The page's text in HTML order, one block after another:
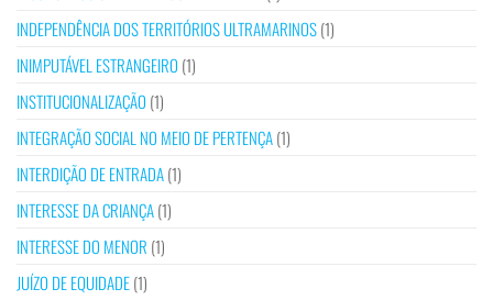
INDEPENDÊNCIA DOS TERRITÓRIOS ULTRAMARINOS(1)
INIMPUTÁVEL ESTRANGEIRO (1)
INSTITUCIONALIZAÇÃO (1)
INTEGRAÇÃO SOCIAL NO MEIO DE PERTENÇA(1)
INTERDIÇÃO DE ENTRADA(1)
INTERESSE DA CRIANÇA(1)
INTERESSE DO MENOR (1)
JUÍZO DE EQUIDADE(1)